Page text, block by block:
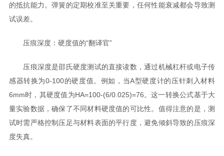
的抵抗能力。弹簧的定期校准至关重要，任何性能衰减都会导致测
试误差。
压痕深度：硬度值的“翻译官”
压痕深度是邵氏硬度测试的直接读数，通过机械杠杆或电子传
感器转换为0-100的硬度值。例如，当A型硬度计的压针刺入材料
6mm时，其硬度值为HA=100-(6/0.025)=76。这一转换公式基于大
量实验数据，确保了不同材料硬度值的可比性。值得注意的是，测
试时需严格控制压足与材料表面的平行度，避免倾斜导致的压痕深
度失真。